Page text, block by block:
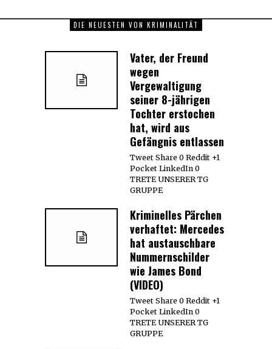
DIE NEUESTEN VON KRIMINALITÄT
Vater, der Freund
wegen
Vergewaltigung
seiner 8-jährigen
Tochter erstochen
hat, wird aus
Gefängnis entlassen
Tweet Share 0 Reddit +1
Pocket LinkedIn 0
TRETE UNSERER TG
GRUPPE
Kriminelles Pärchen
verhaftet: Mercedes
hat austauschbare
Nummernschilder
wie James Bond
(VIDEO)
Tweet Share 0 Reddit +1
Pocket LinkedIn 0
TRETE UNSERER TG
GRUPPE